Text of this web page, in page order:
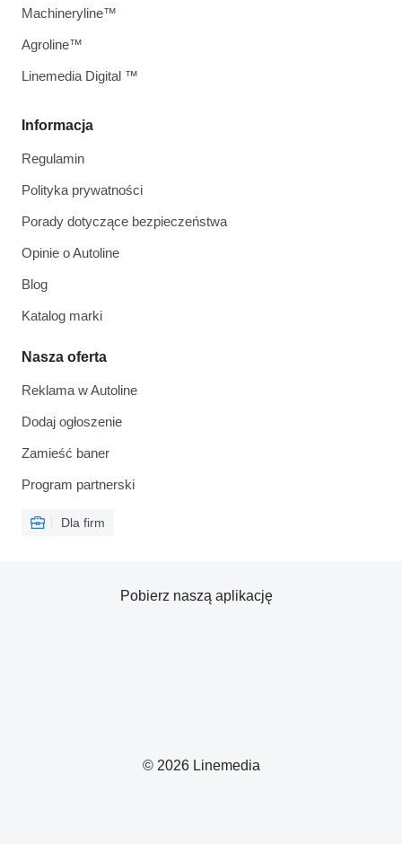
Informacja
Regulamin
Polityka prywatności
Porady dotyczące bezpieczeństwa
Opinie o Autoline
Blog
Katalog marki
Nasza oferta
Reklama w Autoline
Dodaj ogłoszenie
Zamieść baner
Program partnerski
Dla firm
Machineryline™
Agroline™
Linemedia Digital ™
© 2026 Linemedia
Pobierz naszą aplikację